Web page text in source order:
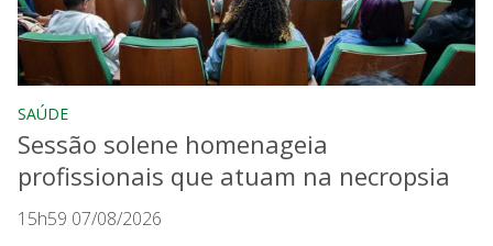
SAÚDE
Sessão solene homenageia
profissionais que atuam na necropsia
15h59 07/08/2026